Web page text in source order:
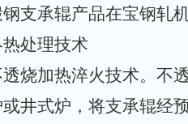
支承辊产品在宝钢轧
处理技术
加热淬火技术。不
井式炉，将支承辊经